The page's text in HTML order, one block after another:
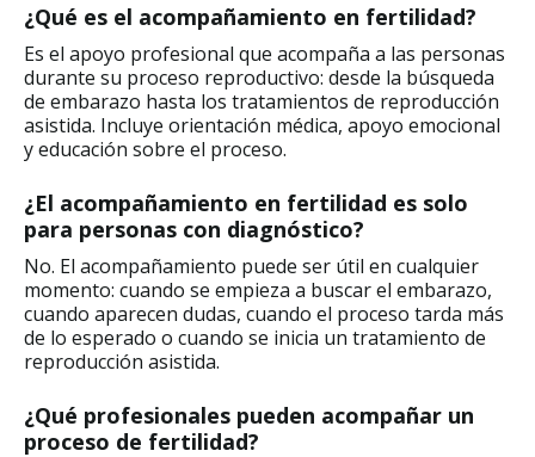
¿Qué es el acompañamiento en fertilidad?
Es el apoyo profesional que acompaña a las personas
durante su proceso reproductivo: desde la búsqueda
de embarazo hasta los tratamientos de reproducción
asistida. Incluye orientación médica, apoyo emocional
y educación sobre el proceso.
¿El acompañamiento en fertilidad es solo
para personas con diagnóstico?
No. El acompañamiento puede ser útil en cualquier
momento: cuando se empieza a buscar el embarazo,
cuando aparecen dudas, cuando el proceso tarda más
de lo esperado o cuando se inicia un tratamiento de
reproducción asistida.
¿Qué profesionales pueden acompañar un
proceso de fertilidad?